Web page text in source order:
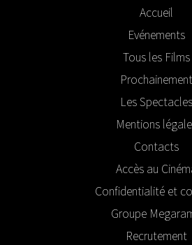
Accueil
Evénements
Tous les Films
Prochainement
Les Spectacles
Mentions
Contacts
Accès au
Confidentialité et
Groupe
Recrutement